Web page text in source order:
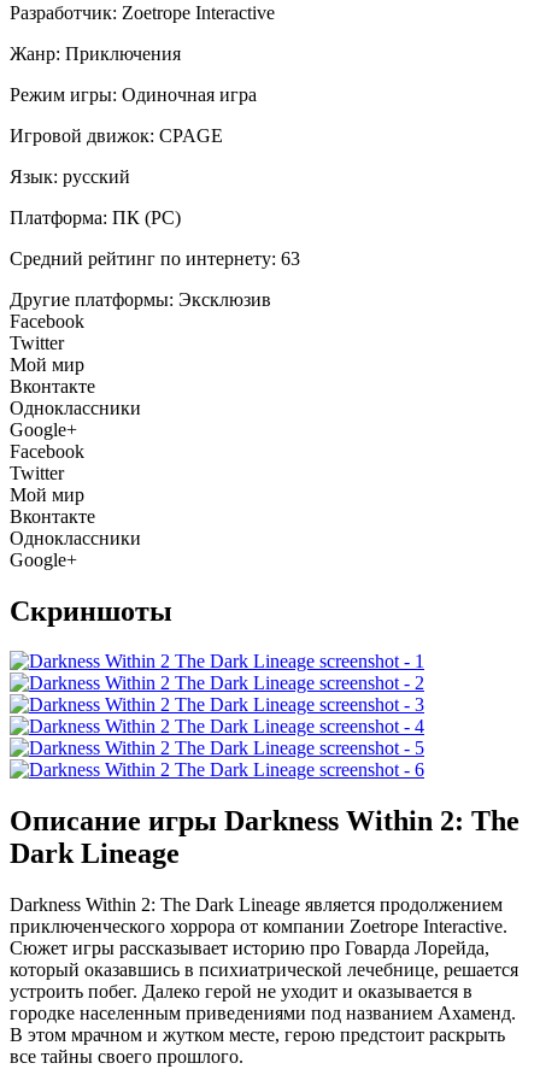
Разработчик: Zoetrope Interactive
Жанр: Приключения
Режим игры: Одиночная игра
Игровой движок: CPAGE
Язык: русский
Платформа: ПК (PC)
Средний рейтинг по интернету: 63
Другие платформы: Эксклюзив
Facebook
Twitter
Мой мир
Вконтакте
Одноклассники
Google+
Facebook
Twitter
Мой мир
Вконтакте
Одноклассники
Google+
Скриншоты
Описание игры Darkness Within 2: The
Dark Lineage
Darkness Within 2: The Dark Lineage является продолжением
приключенческого хоррора от компании Zoetrope Interactive.
Сюжет игры рассказывает историю про Говарда Лорейда,
который оказавшись в психиатрической лечебнице, решается
устроить побег. Далеко герой не уходит и оказывается в
городке населенным приведениями под названием Ахаменд.
В этом мрачном и жутком месте, герою предстоит раскрыть
все тайны своего прошлого.